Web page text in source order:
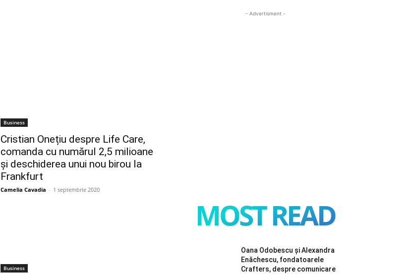
Business
Cristian Onețiu despre Life Care,
comanda cu numărul 2,5 milioane
și deschiderea unui nou birou la
Frankfurt
Camelia Cavadia - 1 septembrie 2020
Business
- Advertisment -
MOST READ
Oana Odobescu și Alexandra
Enăchescu, fondatoarele
Crafters, despre comunicare